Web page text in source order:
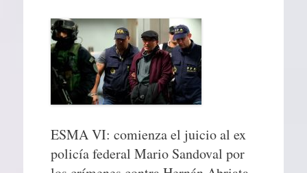
ESMA VI: comienza el juicio al ex
policía federal Mario Sandoval por